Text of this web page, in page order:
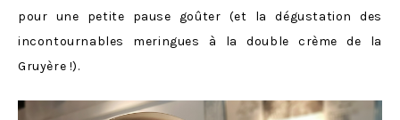
pour une petite pause goûter (et la dégustation des
incontournables meringues à la double crème de la
Gruyère !).